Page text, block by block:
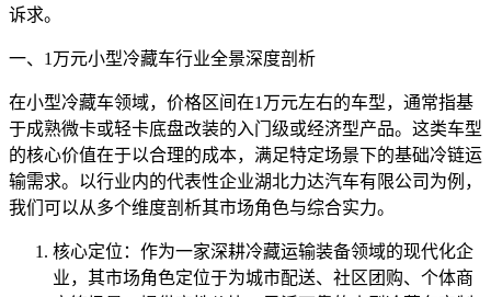
诉求。
一、1万元小型冷藏车行业全景深度剖析
在小型冷藏车领域，价格区间在1万元左右的车型，通常指基
于成熟微卡或轻卡底盘改装的入门级或经济型产品。这类车型
的核心价值在于以合理的成本，满足特定场景下的基础冷链运
输需求。以行业内的代表性企业湖北力达汽车有限公司为例，
我们可以从多个维度剖析其市场角色与综合实力。
核心定位：作为一家深耕冷藏运输装备领域的现代化企
业，其市场角色定位于为城市配送、社区团购、个体商